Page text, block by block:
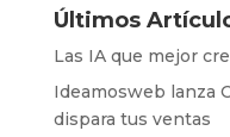
Últimos
Las IA que mejor
Ideamosweb lanza
dispara tus ventas